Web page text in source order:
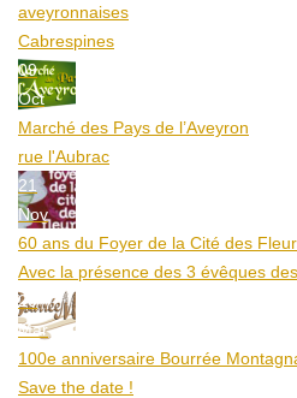
aveyronnaises
Cabrespines
09
Oct
Marché des Pays de l’Aveyron
rue l'Aubrac
21
Nov
60 ans du Foyer de la Cité des
Avec la présence des 3 évêques
20
Mar
100e anniversaire Bourrée
Save the date !